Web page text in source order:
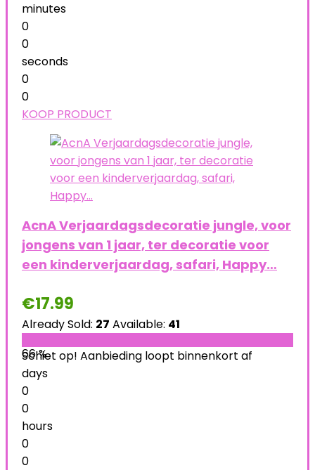
minutes
0
0
seconds
0
0
KOOP PRODUCT
AcnA Verjaardagsdecoratie jungle, voor
jongens van 1 jaar, ter decoratie voor
een kinderverjaardag, safari, Happy…
€17.99
Already Sold: 27 Available: 41
66 %
Schiet op! Aanbieding loopt binnenkort af
days
0
0
hours
0
0